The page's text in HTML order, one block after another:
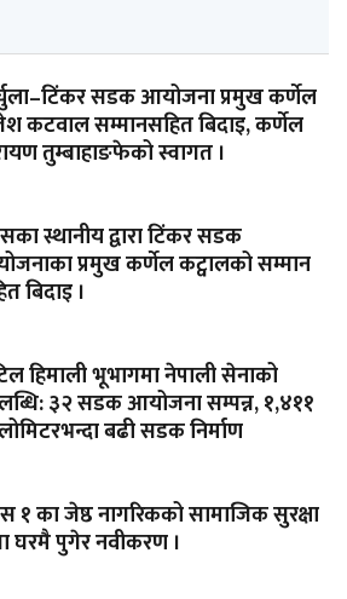
सडक आयोजना प्रमुख कर्णेल
कटवाल सम्मानसहित बिदाइ, कर्णेल
तुम्बाहाङफेको स्वागत ।
स्थानीय द्वारा टिंकर सडक
प्रमुख कर्णेल कट्वालको सम्मान
बिदाइ ।
हिमाली भूभागमा नेपाली सेनाको
३२ सडक आयोजना सम्पन्न, १,४११
बढी सडक निर्माण
१ का जेष्ठ नागरिकको सामाजिक सुरक्षा
घरमै पुगेर नवीकरण ।